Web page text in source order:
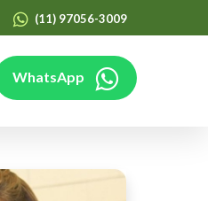
(11) 97056-3009
WhatsApp